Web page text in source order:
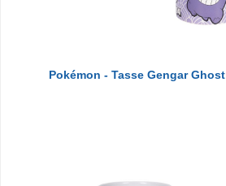
Pokémon - Tasse Gengar Ghost